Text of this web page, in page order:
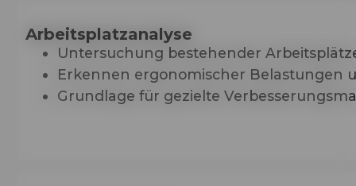
Arbeitsplatzanalyse
Untersuchung bestehender
Erkennen ergonomischer Belastungen
Grundlage für gezielte